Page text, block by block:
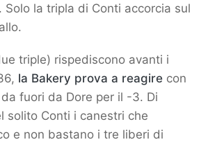
. Solo la tripla di Conti accorcia sul
triple) rispediscono avanti i
la Bakery prova a reagire con
fuori da Dore per il -3. Di
solito Conti i canestri che
e non bastano i tre liberi di